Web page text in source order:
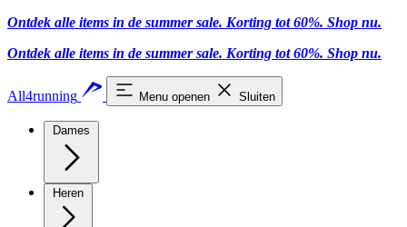
Ontdek alle items in de summer sale. Korting tot 60%. Shop nu.
Ontdek alle items in de summer sale. Korting tot 60%. Shop nu.
All4running Menu openen Sluiten
Dames
Heren